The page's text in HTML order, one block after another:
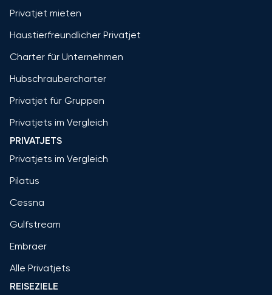
Privatjet mieten
Haustierfreundlicher Privatjet
Charter für Unternehmen
Hubschraubercharter
Privatjet für Gruppen
Privatjets im Vergleich
PRIVATJETS
Privatjets im Vergleich
Pilatus
Cessna
Gulfstream
Embraer
Alle Privatjets
REISEZIELE